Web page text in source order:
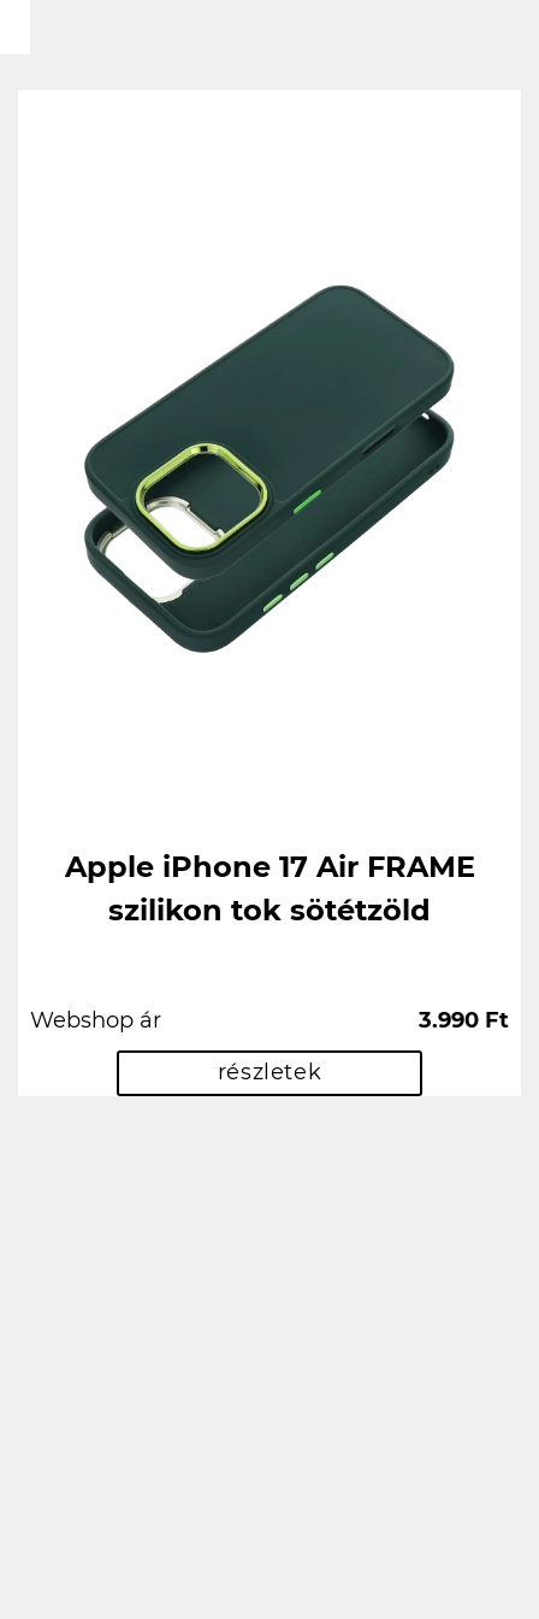
Apple iPhone 17 Air FRAME
szilikon tok sötétzöld
Webshop ár
3.990 Ft
részletek